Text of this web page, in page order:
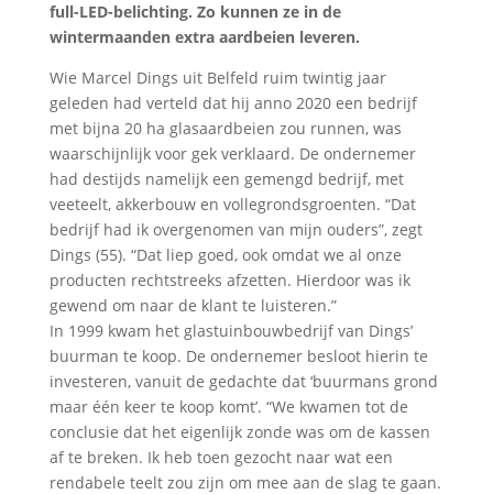
full-LED-belichting. Zo kunnen ze in de
wintermaanden extra aardbeien leveren.
Wie Marcel Dings uit Belfeld ruim twintig jaar
geleden had verteld dat hij anno 2020 een bedrijf
met bijna 20 ha glasaardbeien zou runnen, was
waarschijnlijk voor gek verklaard. De ondernemer
had destijds namelijk een gemengd bedrijf, met
veeteelt, akkerbouw en vollegrondsgroenten. “Dat
bedrijf had ik overgenomen van mijn ouders”, zegt
Dings (55). “Dat liep goed, ook omdat we al onze
producten rechtstreeks afzetten. Hierdoor was ik
gewend om naar de klant te luisteren.”
In 1999 kwam het glastuinbouwbedrijf van Dings’
buurman te koop. De ondernemer besloot hierin te
investeren, vanuit de gedachte dat ‘buurmans grond
maar één keer te koop komt’. “We kwamen tot de
conclusie dat het eigenlijk zonde was om de kassen
af te breken. Ik heb toen gezocht naar wat een
rendabele teelt zou zijn om mee aan de slag te gaan.